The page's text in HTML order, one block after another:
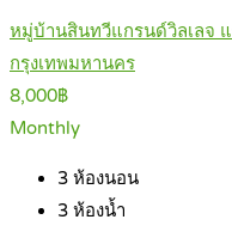
หมู่บ้านสินทวีแกรนด์วิลเลจ
กรุงเทพมหานคร
8,000฿
Monthly
3 ห้องนอน
3 ห้องน้ำ